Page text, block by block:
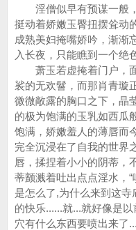
淫僧似早有预谋一般，
挺动着娇嫩玉臀扭摆耸动
成熟美妇掩嘴娇吟，渐渐
入长夜，只能瞧到一个绝
萧玉若虚掩着门户，面
裟的无欢鬙，而那肖青璇
微微敞露的胸口之下，晶
的极为饱满的玉乳如西瓜
饱满，娇嫩羞人的薄唇而
完全沉浸在了自我的世界
唇，揉捏着小小的阴蒂，
蒂颤溅着吐出点点淫水，
是怎么了,为什么来到这
的快乐......就...就好像是
穴有什么东西要喷出来了